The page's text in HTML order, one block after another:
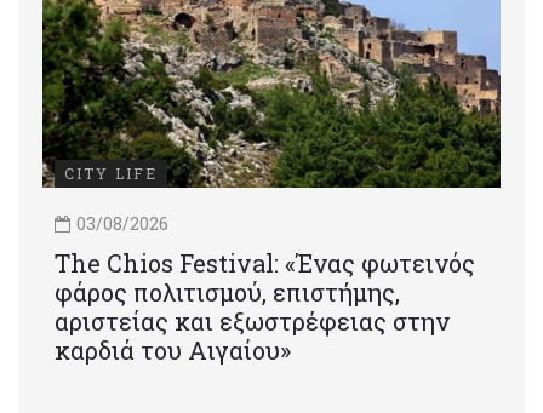
CITY LIFE
03/08/2026
Τhe Chios Festival: «Ένας φωτεινός
φάρος πολιτισμού, επιστήμης,
αριστείας και εξωστρέφειας στην
καρδιά του Αιγαίου»